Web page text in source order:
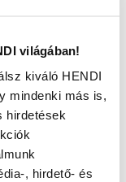
világában!
kiváló HENDI
mindenki más is,
hirdetések
, hirdető- és